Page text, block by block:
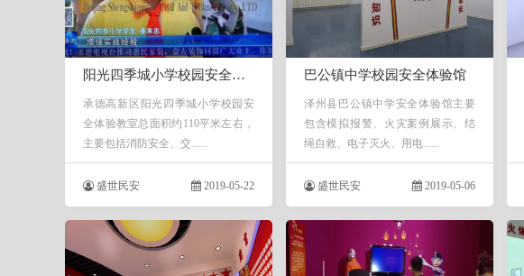
阳光四季城小学校园安全体验教室
承德高新区阳光四季城小学校园安
全体验教室总面积约110平米左右，
主要包括消防安全、交......
盛世民安 2019-05-22
巴公镇中学校园安全体验馆
泽州县巴公镇中学安全体验馆主要
包含模拟报警、火灾案例展示、结
绳自救、电子灭火、用电......
盛世民安 2019-05-06